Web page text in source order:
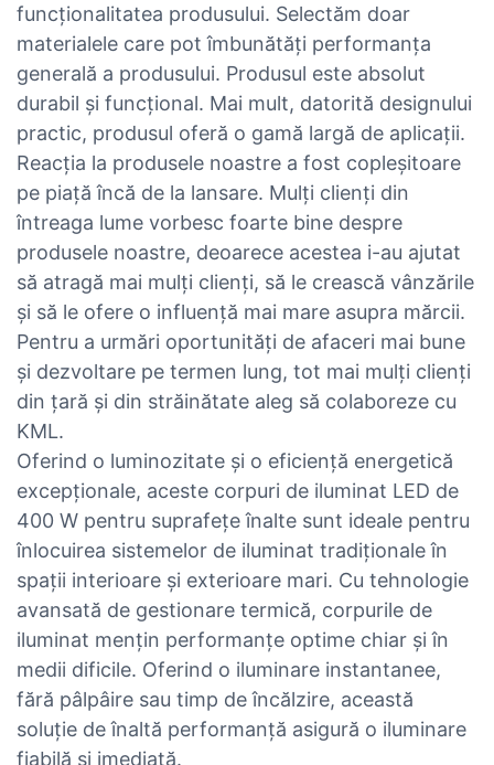
funcționalitatea produsului. Selectăm doar
materialele care pot îmbunătăți performanța
generală a produsului. Produsul este absolut
durabil și funcțional. Mai mult, datorită designului
practic, produsul oferă o gamă largă de aplicații.
Reacția la produsele noastre a fost copleșitoare
pe piață încă de la lansare. Mulți clienți din
întreaga lume vorbesc foarte bine despre
produsele noastre, deoarece acestea i-au ajutat
să atragă mai mulți clienți, să le crească vânzările
și să le ofere o influență mai mare asupra mărcii.
Pentru a urmări oportunități de afaceri mai bune
și dezvoltare pe termen lung, tot mai mulți clienți
din țară și din străinătate aleg să colaboreze cu
KML.
Oferind o luminozitate și o eficiență energetică
excepționale, aceste corpuri de iluminat LED de
400 W pentru suprafețe înalte sunt ideale pentru
înlocuirea sistemelor de iluminat tradiționale în
spații interioare și exterioare mari. Cu tehnologie
avansată de gestionare termică, corpurile de
iluminat mențin performanțe optime chiar și în
medii dificile. Oferind o iluminare instantanee,
fără pâlpâire sau timp de încălzire, această
soluție de înaltă performanță asigură o iluminare
fiabilă și imediată.